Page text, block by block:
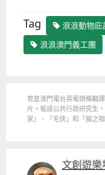
Tag
浪浪動物庇
浪浪澳門義工團
曾是澳門電台英葡頭條翻
片。葡語公共行政研究生
家」、「毛俠」和「貓之
文創遊